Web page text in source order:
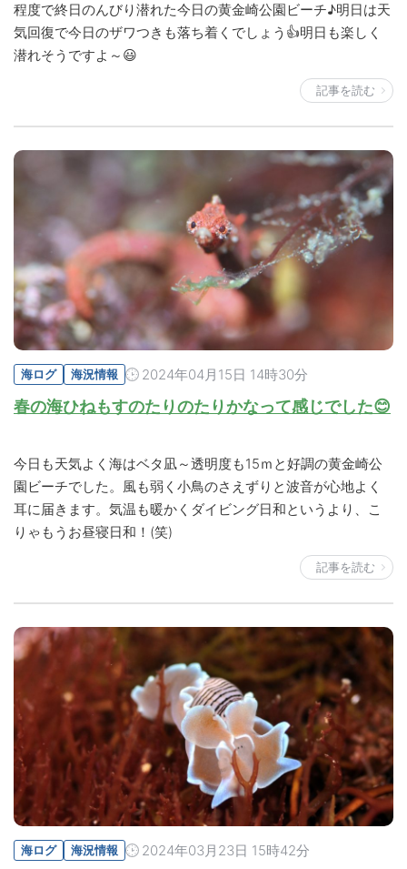
程度で終日のんびり潜れた今日の黄金崎公園ビーチ♪明日は天
気回復で今日のザワつきも落ち着くでしょう👍明日も楽しく
潜れそうですよ～😃
記事を読む
海ログ 海況情報 2024年04月15日 14時30分
春の海ひねもすのたりのたりかなって感じでした😊
今日も天気よく海はベタ凪～透明度も15ｍと好調の黄金崎公
園ビーチでした。風も弱く小鳥のさえずりと波音が心地よく
耳に届きます。気温も暖かくダイビング日和というより、こ
りゃもうお昼寝日和！(笑)
記事を読む
海ログ 海況情報 2024年03月23日 15時42分